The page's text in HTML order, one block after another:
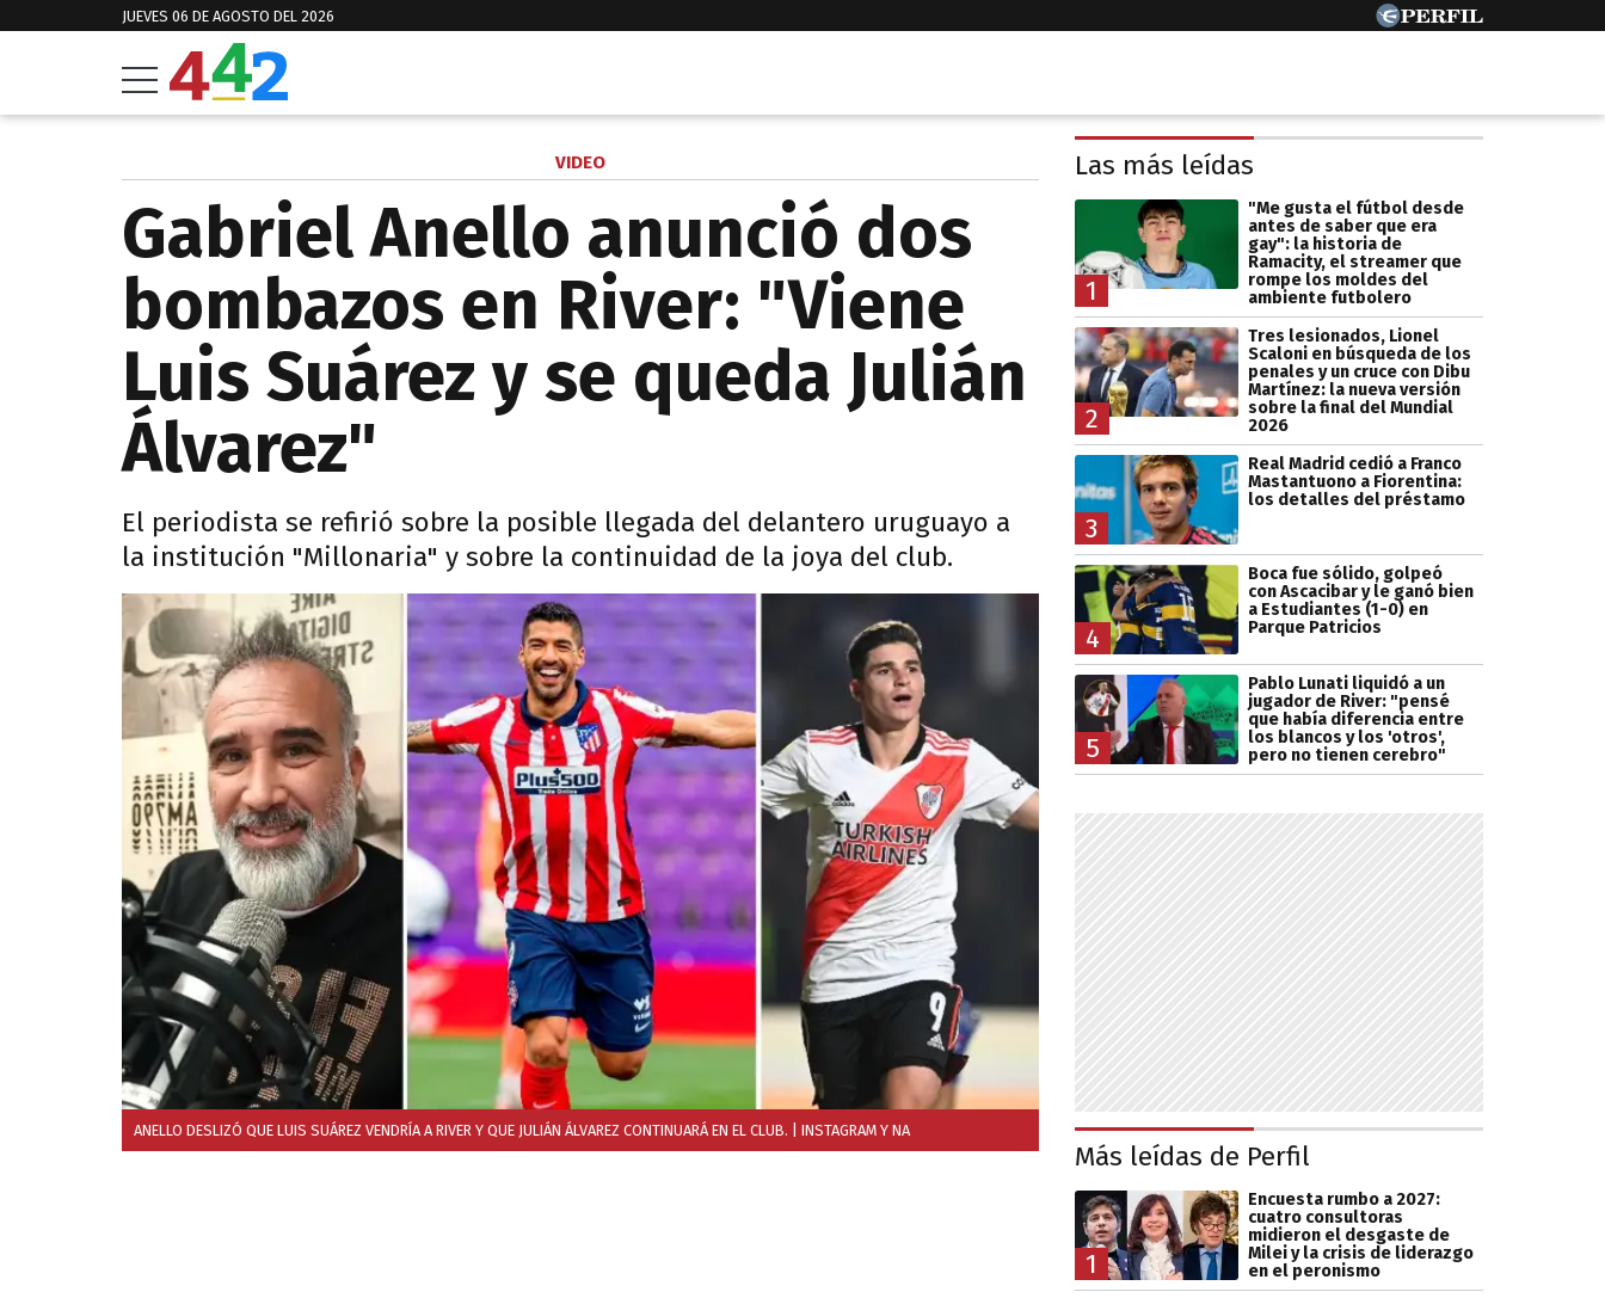
JUEVES 06 DE AGOSTO DEL 2026
VIDEO
Gabriel Anello anunció dos
bombazos en River: "Viene
Luis Suárez y se queda Julián
Álvarez"
El periodista se refirió sobre la posible llegada del delantero uruguayo a
la institución "Millonaria" y sobre la continuidad de la joya del club.
ANELLO DESLIZÓ QUE LUIS SUÁREZ VENDRÍA A RIVER Y QUE JULIÁN ÁLVAREZ CONTINUARÁ EN EL CLUB. | INSTAGRAM Y NA
Las más leídas
1
"Me gusta el fútbol desde
antes de saber que era
gay": la historia de
Ramacity, el streamer que
rompe los moldes del
ambiente futbolero
2
Tres lesionados, Lionel
Scaloni en búsqueda de los
penales y un cruce con Dibu
Martínez: la nueva versión
sobre la final del Mundial
2026
3
Real Madrid cedió a Franco
Mastantuono a Fiorentina:
los detalles del préstamo
4
Boca fue sólido, golpeó
con Ascacibar y le ganó bien
a Estudiantes (1-0) en
Parque Patricios
5
Pablo Lunati liquidó a un
jugador de River: "pensé
que había diferencia entre
los blancos y los 'otros',
pero no tienen cerebro"
Más leídas de Perfil
1
Encuesta rumbo a 2027:
cuatro consultoras
midieron el desgaste de
Milei y la crisis de liderazgo
en el peronismo